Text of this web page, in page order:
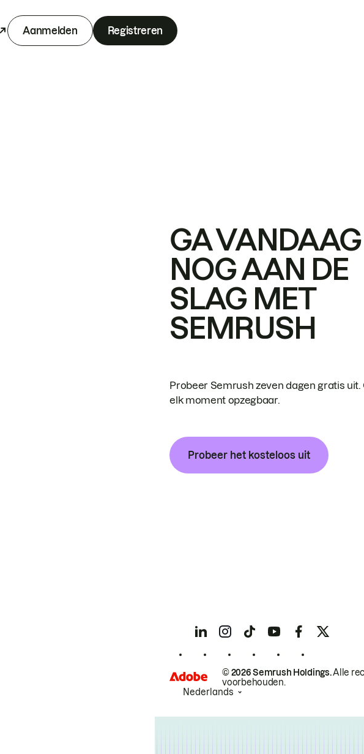
Aanmelden Registreren
GA VANDAAG
NOG AAN DE
SLAG MET
SEMRUSH
Probeer Semrush zeven dagen gratis uit.
elk moment opzegbaar.
Probeer het kosteloos uit
© 2026 Semrush Holdings.Alle
voorbehouden.
Nederlands